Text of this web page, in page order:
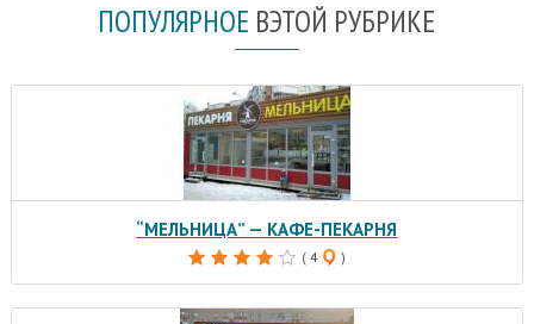
ПОПУЛЯРНОЕ ВЭТОЙ РУБРИКЕ
“МЕЛЬНИЦА” — КАФЕ-ПЕКАРНЯ
( 4 )